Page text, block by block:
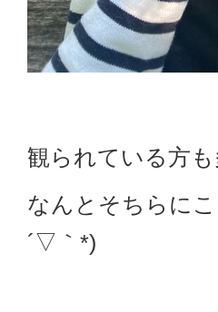
観られている方
なんとそちらに
´▽｀*)